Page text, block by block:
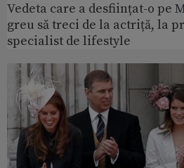
Vedeta care a desființat-o pe
greu să treci de la actriță, la
specialist de lifestyle